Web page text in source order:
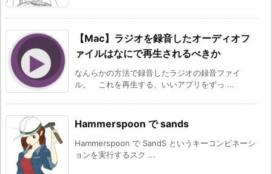
【Mac】ラジオを録音したオーディオフ
ァイルはなにで再生されるべきか
なんらかの方法で録音したラジオの録音ファイ
ル。 これを再生する、いいアプリをずっ ...
Hammerspoon で sands
Hammerspoon で SandS というキーコンビネーシ
ョンを実行するスク ...